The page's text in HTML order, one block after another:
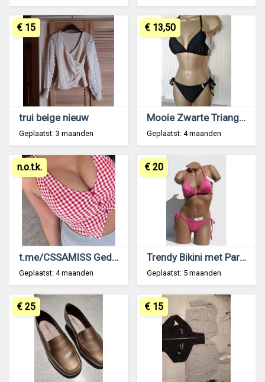
trui beige nieuw
Geplaatst: 3 maanden
€ 15
Mooie Zwarte Triangel Bikini - Small en Medium
Geplaatst: 4 maanden
€ 13,50
t.me/CSSAMISS Gedragen Luxe Topjes te koop
Geplaatst: 4 maanden
n.o.t.k.
Trendy Bikini met Pareo in Framboise Kleur
Geplaatst: 5 maanden
€ 20
€ 25 € 15